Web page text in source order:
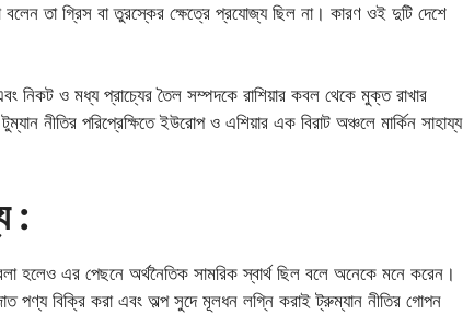
বলেন তা গ্রিস বা তুরস্কের ক্ষেত্রে প্রযোজ্য ছিল না। কারণ ওই দুটি দেশে
এবং নিকট ও মধ্য প্রাচ্যের তৈল সম্পদকে রাশিয়ার কবল থেকে মুক্ত রাখার
নীতির পরিপ্রেক্ষিতে ইউরোপ ও এশিয়ার এক বিরাট অঞ্চলে মার্কিন সাহায্য
:
হলেও এর পেছনে অর্থনৈতিক সামরিক স্বার্থ ছিল বলে অনেকে মনে করেন।
পণ্য বিক্রি করা এবং অল্প সুদে মূলধন লগ্নি করাই ট্রুম্যান নীতির গোপন